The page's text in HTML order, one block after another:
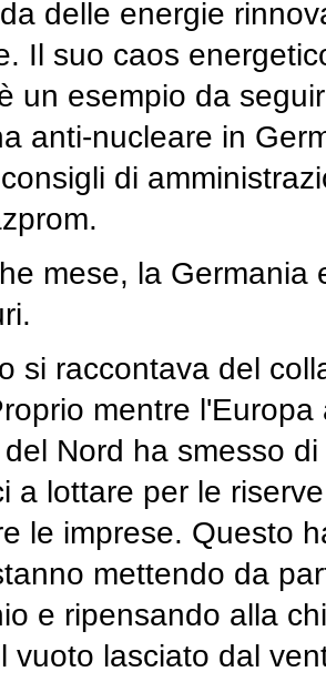
delle energie
Il suo caos
un esempio da
anti-nucleare in
di
mese, la
si raccontava del
mentre
Nord ha smesso
a lottare per le
le imprese. Questo
mettendo da
e ripensando alla
vuoto lasciato dal